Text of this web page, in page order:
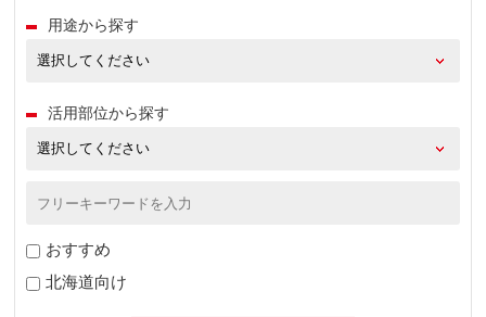
用途から探す
活用部位から探す
おすすめ
北海道向け